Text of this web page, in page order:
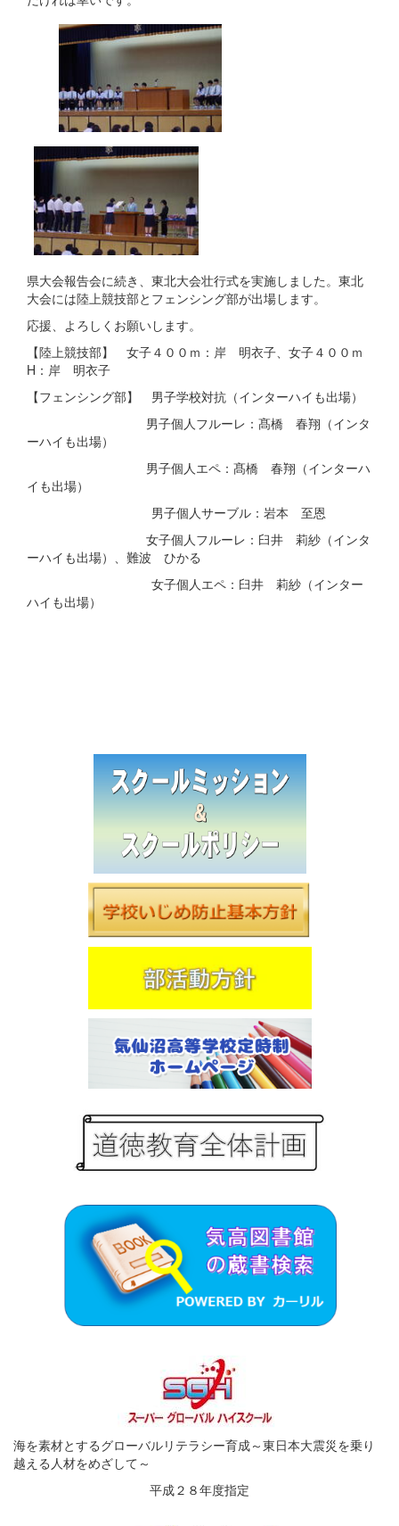
県大会報告会に続き、東北大会壮行式を実施しました。東北
大会には陸上競技部とフェンシング部が出場します。
応援、よろしくお願いします。
【陸上競技部】 女子４００ｍ：岸 明衣子、女子４００ｍ
H：岸 明衣子
【フェンシング部】 男子学校対抗（インターハイも出場）
男子個人フルーレ：髙橋 春翔（インタ
ーハイも出場）
男子個人エペ：髙橋 春翔（インターハ
イも出場）
男子個人サーブル：岩本 至恩
女子個人フルーレ：臼井 莉紗（インタ
ーハイも出場）、難波 ひかる
女子個人エペ：臼井 莉紗（インター
ハイも出場）
海を素材とするグローバルリテラシー育成～東日本大震災を乗り
越える人材をめざして～
平成２８年度指定